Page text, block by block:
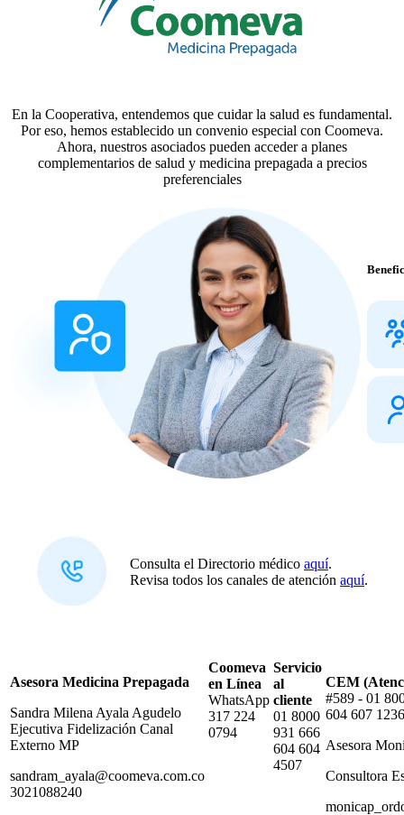
En la Cooperativa, entendemos que cuidar la salud es fundamental.
Por eso, hemos establecido un convenio especial con Coomeva.
Ahora, nuestros asociados pueden acceder a planes
complementarios de salud y medicina prepagada a precios
preferenciales
Consulta el Directorio médico aquí.
Revisa todos los canales de atención aquí.
Asesora Medicina Prepagada
Sandra Milena Ayala Agudelo
Ejecutiva Fidelización Canal
Externo MP
sandram_ayala@coomeva.com.co
3021088240
Coomeva
en Línea
WhatsApp
317 224
0794
Servicio
al
cliente
01 8000
931 666
604 604
4507
CEM
#589 - 01
604 607 1236
Asesora
Consultora